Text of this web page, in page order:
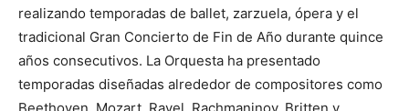
realizando temporadas de ballet, zarzuela, ópera y el
tradicional Gran Concierto de Fin de Año durante quince
años consecutivos. La Orquesta ha presentado
temporadas diseñadas alrededor de compositores como